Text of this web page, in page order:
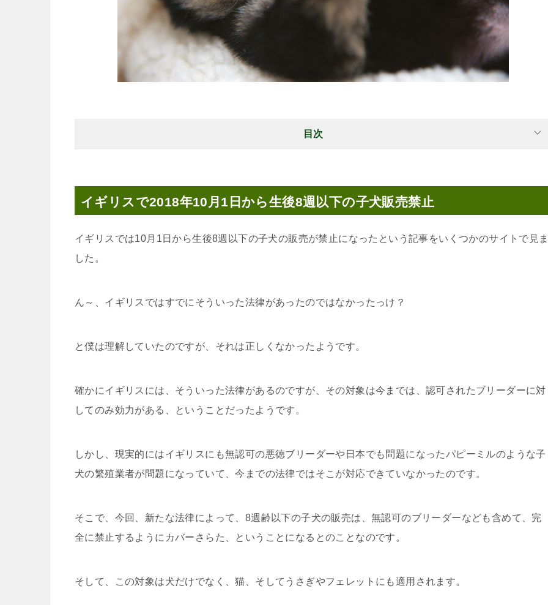
目次
イギリスで2018年10月1日から生後8週以下の子犬販売禁止
イギリスでは10月1日から生後8週以下の子犬の販売が禁止になったという記事をいくつかのサイトで見
した。
ん～、イギリスではすでにそういった法律があったのではなかったっけ？
と僕は理解していたのですが、それは正しくなかったようです。
確かにイギリスには、そういった法律があるのですが、その対象は今までは、認可されたブリーダーに対
してのみ効力がある、ということだったようです。
しかし、現実的にはイギリスにも無認可の悪徳ブリーダーや日本でも問題になったパピーミルのような子
犬の繁殖業者が問題になっていて、今までの法律ではそこが対応できていなかったのです。
そこで、今回、新たな法律によって、8週齢以下の子犬の販売は、無認可のブリーダーなども含めて、完
全に禁止するようにカバーさらた、ということになるとのことなのです。
そして、この対象は犬だけでなく、猫、そしてうさぎやフェレットにも適用されます。